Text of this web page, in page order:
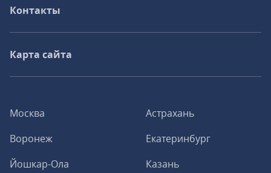
Москва
Астрахань
Воронеж
Екатеринбург
Йошкар-Ола
Казань
Контакты
Карта сайта